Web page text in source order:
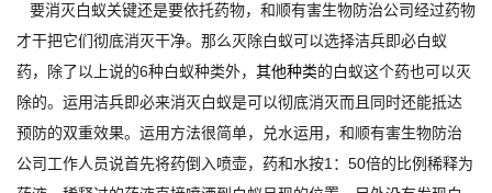
要消灭白蚁关键还是要依托药物，和顺有害生物防治公司经过药物
才干把它们彻底消灭干净。那么灭除白蚁可以选择洁兵即必白蚁
药，除了以上说的6种白蚁种类外， 其他种类的白蚁这个药也可以灭
除的。运用洁兵即必来消灭白蚁是可以彻底消灭而且同时还能抵达
预防的双重效果。运用方法很简单，兑水运用，和顺有害生物防治
公司工作人员说首先将药倒入喷壶，药和水按1：50倍的比例稀释为